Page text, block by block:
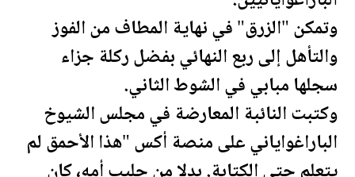
وتمكن "الزرق" في نهاية المطاف من الفوز
والتأهل إلى ربع النهائي بفضل ركلة جزاء
سجلها مبابي في الشوط الثاني.
وكتبت النائبة المعارضة في مجلس الشيوخ
الباراغواياني على منصة أكس "هذا الأحمق لم